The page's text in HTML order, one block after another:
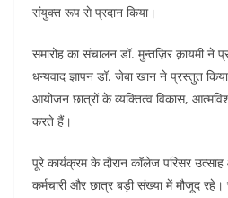
संयुक्त रूप से प्रदान किया।
समारोह का संचालन डॉ. मुन्तज़िर क़ायमी ने
धन्यवाद ज्ञापन डॉ. जेबा खान ने प्रस्तुत
आयोजन छात्रों के व्यक्तित्व विकास,
करते हैं।
पूरे कार्यक्रम के दौरान कॉलेज परिसर
कर्मचारी और छात्र बड़ी संख्या में मौजूद